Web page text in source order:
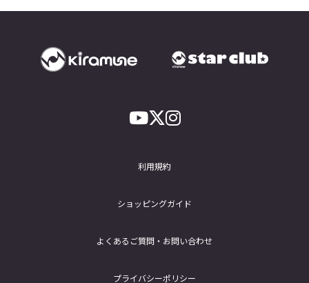
利用規約
ショッピングガイド
よくあるご質問・お問い合わせ
プライバシーポリシー